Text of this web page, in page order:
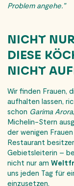
Problem angehe.”
NICHT
DIESE
NICHT
Wir finden Frauen,
aufhalten lassen,
schon Garima Arora
Michelin-Stern
der wenigen
Restaurant
Gebietsleiterin –
nicht nur am
uns jeden Tag für
einzusetzen.